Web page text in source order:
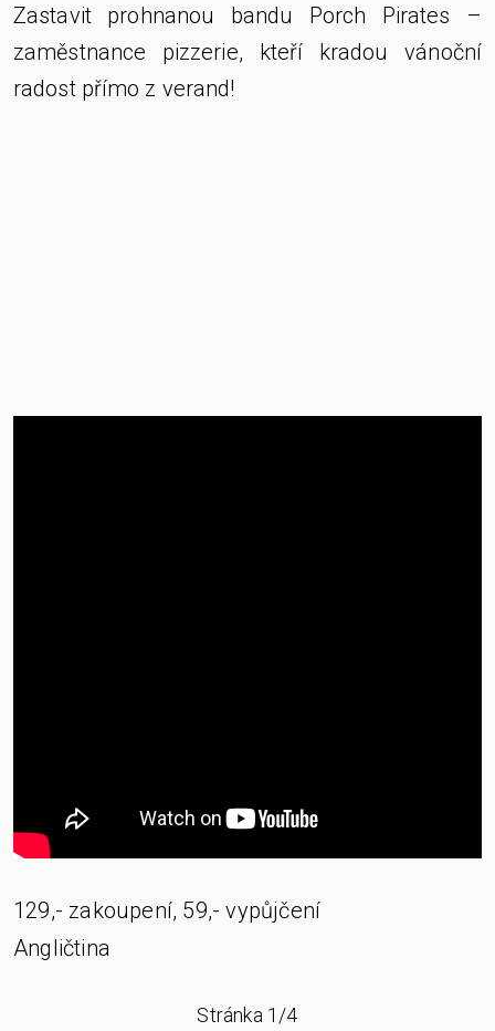
Zastavit prohnanou bandu Porch Pirates –
zaměstnance pizzerie, kteří kradou vánoční
radost přímo z verand!
129,- zakoupení, 59,- vypůjčení
Angličtina
Stránka 1/4